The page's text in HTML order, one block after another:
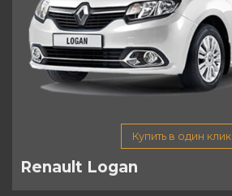
Купить в один клик
Renault Logan